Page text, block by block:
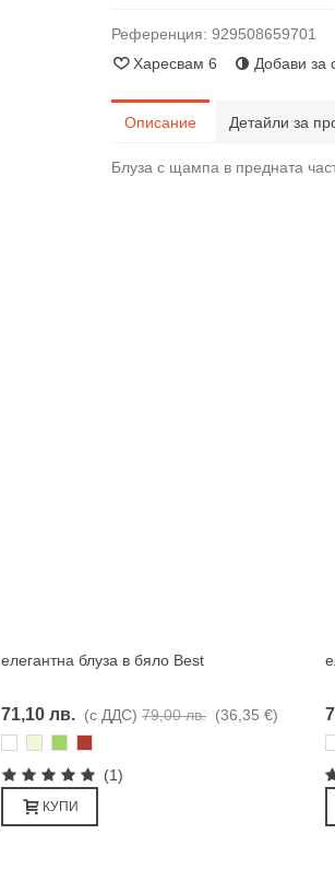
Референция: 929508659701
Харесвам 6 Добави за
Описание Детайли за
Блуза с щампа в предната
Харесвам
елегантна блуза в бяло Best
71,10 лв. (с ДДС) 79,00 лв. (36,35 €)
(1)
КУПИ